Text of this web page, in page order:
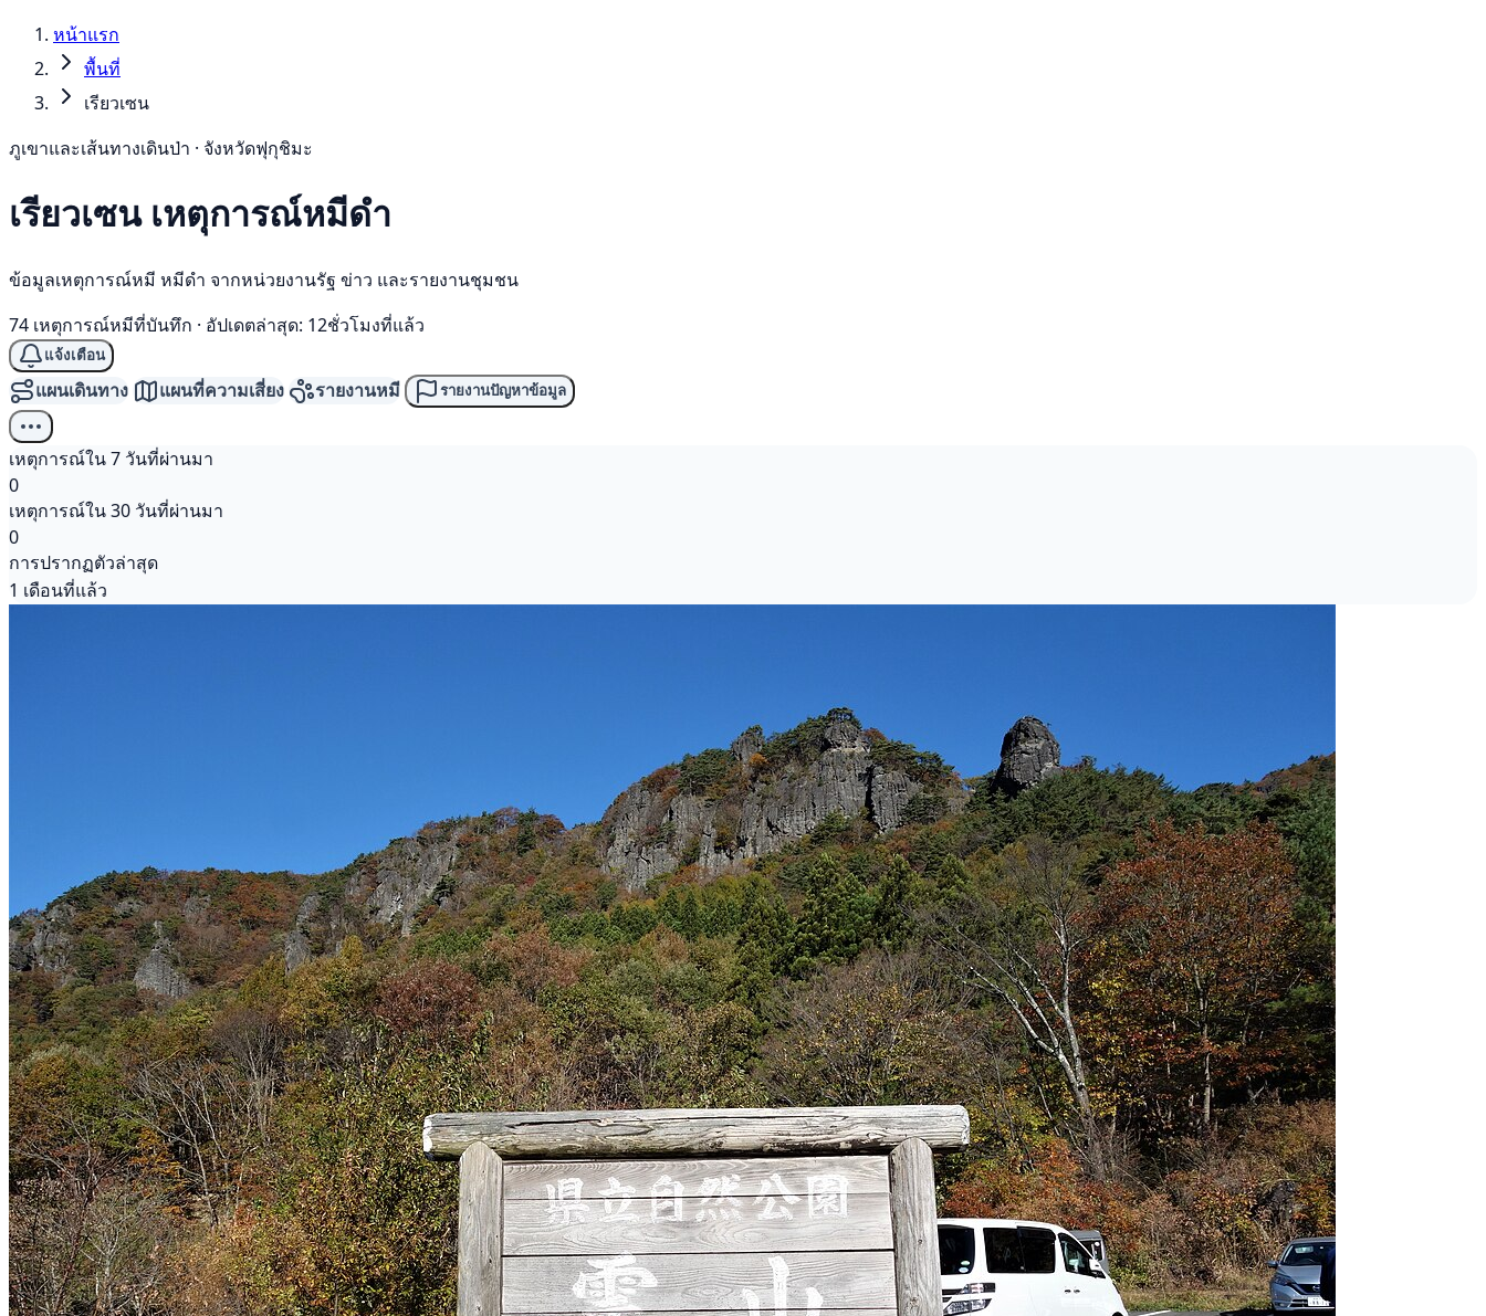
หน้าแรก
พื้นที่
เรียวเซน
ภูเขาและเส้นทางเดินป่า · จังหวัดฟุกุชิมะ
เรียวเซน เหตุการณ์หมีดำ
ข้อมูลเหตุการณ์หมี หมีดำ จากหน่วยงานรัฐ ข่าว และรายงานชุมชน
74 เหตุการณ์หมีที่บันทึก · อัปเดตล่าสุด: 12ชั่วโมงที่แล้ว
แจ้งเตือน
แผนเดินทาง แผนที่ความเสี่ยง รายงานหมี รายงานปัญหาข้อมูล
เหตุการณ์ใน 7 วันที่ผ่านมา
0
เหตุการณ์ใน 30 วันที่ผ่านมา
0
การปรากฏตัวล่าสุด
1 เดือนที่แล้ว